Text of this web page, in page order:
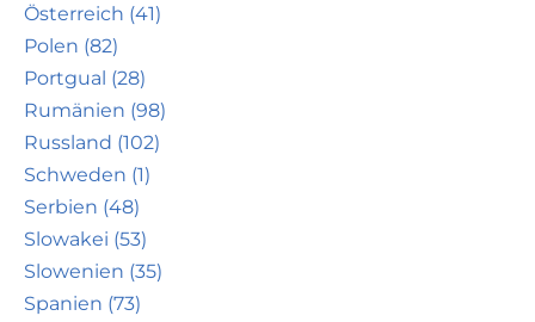
Österreich (41)
Polen (82)
Portgual (28)
Rumänien (98)
Russland (102)
Schweden (1)
Serbien (48)
Slowakei (53)
Slowenien (35)
Spanien (73)